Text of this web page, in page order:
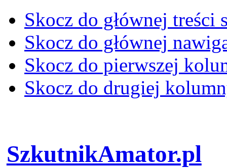
Skocz do głównej treści
Skocz do głównej
Skocz do pierwszej
Skocz do drugiej
SzkutnikAmator.pl